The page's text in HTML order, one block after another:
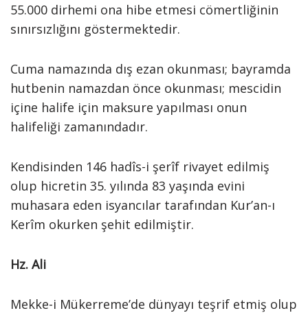
55.000 dirhemi ona hibe etmesi cömertliğinin
sınırsızlığını göstermektedir.
Cuma namazında dış ezan okunması; bayramda
hutbenin namazdan önce okunması; mescidin
içine halife için maksure yapılması onun
halifeliği zamanındadır.
Kendisinden 146 hadîs-i şerîf rivayet edilmiş
olup hicretin 35. yılında 83 yaşında evini
muhasara eden isyancılar tarafından Kur’an-ı
Kerîm okurken şehit edilmiştir.
Hz. Ali
Mekke-i Mükerreme’de dünyayı teşrif etmiş olup